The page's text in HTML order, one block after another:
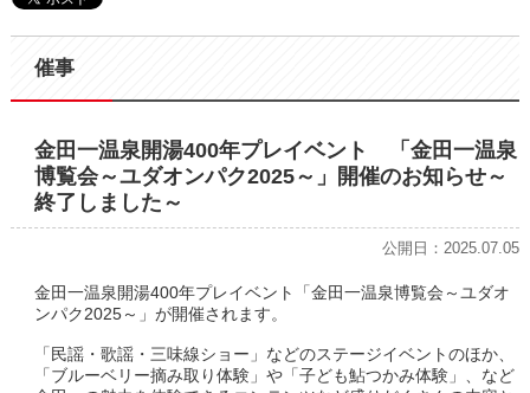
催事
金田一温泉開湯400年プレイベント 「金田一温泉
博覧会～ユダオンパク2025～」開催のお知らせ～
終了しました～
公開日：2025.07.05
金田一温泉開湯400年プレイベント「金田一温泉博覧会～ユダオ
ンパク2025～」が開催されます。
「民謡・歌謡・三味線ショー」などのステージイベントのほか、
「ブルーベリー摘み取り体験」や「子ども鮎つかみ体験」、など